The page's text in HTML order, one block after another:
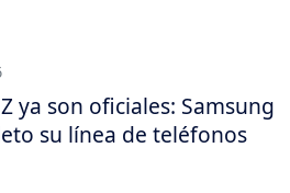
ya son oficiales: Samsung
su línea de teléfonos